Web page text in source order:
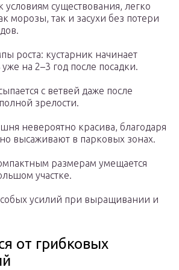
условиям существования, легко
морозы, так и засухи без потери
роста: кустарник начинает
на 2–3 год после посадки.
с ветвей даже после
зрелости.
невероятно красива, благодаря
высаживают в парковых зонах.
размерам умещается
участке.
усилий при выращивании и
от грибковых